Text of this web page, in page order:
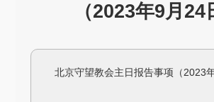
（2023年9月24
北京守望教会主日报告事项（2023